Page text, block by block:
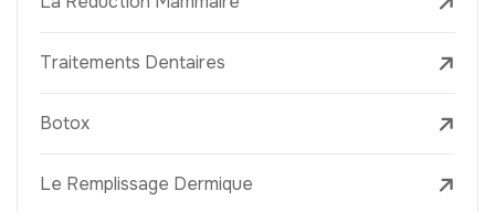
Traitements Dentaires
Botox
Le Remplissage Dermique